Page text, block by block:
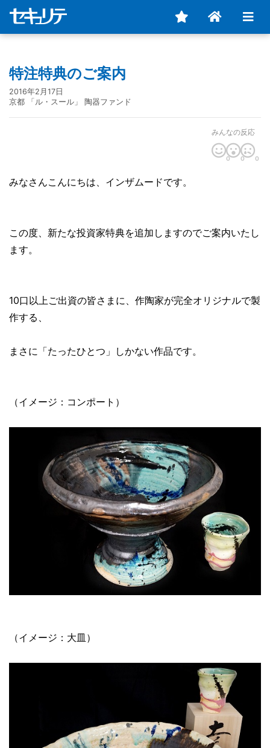
特注特典のご案内
2016年2月17日
京都 「ル・スール」 陶器ファンド
みんなの反応
0 0 0
みなさんこんにちは、インザムードです。
この度、新たな投資家特典を追加しますのでご案内いたし
ます。
10口以上ご出資の皆さまに、作陶家が完全オリジナルで製
作する、
まさに「たったひとつ」しかない作品です。
（イメージ：コンポート）
（イメージ：大皿）